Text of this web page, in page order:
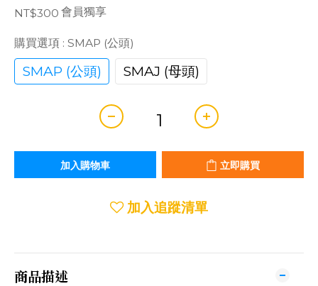
NT$300 會員獨享
購買選項 : SMAP (公頭)
SMAP (公頭) SMAJ (母頭)
加入購物車 立即購買
加入追蹤清單
商品描述